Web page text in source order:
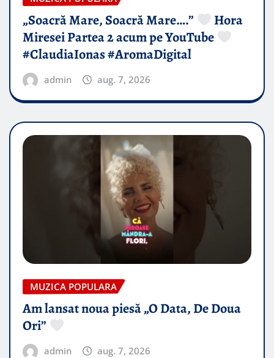
„Soacră Mare, Soacră Mare….”
Hora
Miresei Partea 2 acum pe YouTube
#ClaudiaIonas #AromaDigital
admin aug. 7, 2026
MUZICA POPULARA
Am lansat noua piesă „O Data, De Doua
Ori”
admin aug. 7, 2026